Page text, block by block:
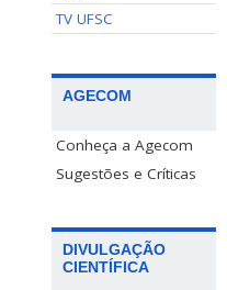
TV UFSC
AGECOM
Conheça a Agecom
Sugestões e Críticas
DIVULGAÇÃO
CIENTÍFICA